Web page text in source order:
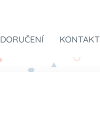
DORUČENÍ KONTAKT